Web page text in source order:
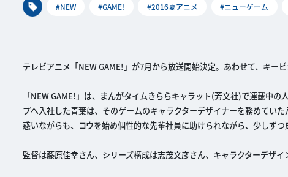
#NEW #GAME! #2016夏アニメ #ニューゲーム
テレビアニメ「NEW GAME!」が7月から放送開始決定。あわせて、キー
「NEW GAME!」は、まんがタイムきららキャラット(芳文社)で連載中
プへ入社した青葉は、そのゲームのキャラクターデザイナーを務めてい
惑いながらも、コウを始め個性的な先輩社員に助けられながら、少しずつ
監督は藤原佳幸さん、シリーズ構成は志茂文彦さん、キャラクターデザ